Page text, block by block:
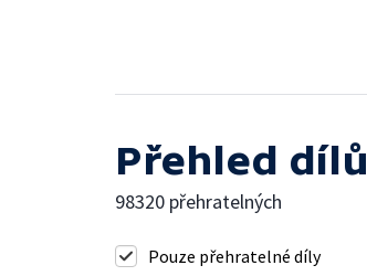
Přehled dílů
98320 přehratelných
Pouze přehratelné díly